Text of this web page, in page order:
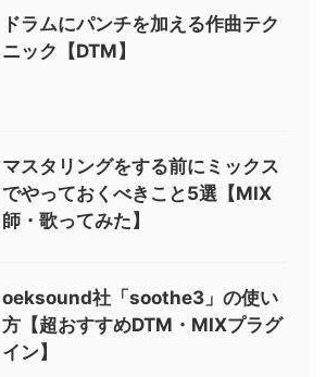
ドラムにパンチを加える作曲テク
ニック【DTM】
マスタリングをする前にミックス
でやっておくべきこと5選【MIX
師・歌ってみた】
oeksound社「soothe3」の使い
方【超おすすめDTM・MIXプラグ
イン】